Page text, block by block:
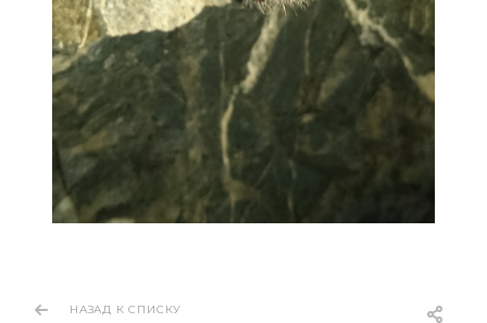
НАЗАД К СПИСКУ